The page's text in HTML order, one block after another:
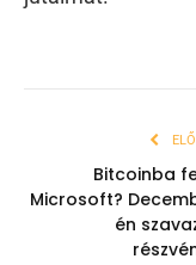
Bitcoinba
Microsoft?
én